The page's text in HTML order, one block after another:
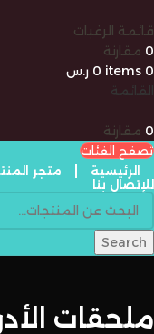
قائمة الرغبات
0 مقارنة
0
items
0 ر.س
القائمة
0 مقارنة
تصفح الفئات
الرئيسية
متجر
للإتصال بنا
Search
ملحقات